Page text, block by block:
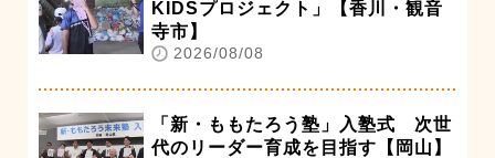
KIDSプロジェクト」【香川・観音
寺市】
2026/08/08
「新・ももたろう塾」入塾式 次世
代のリーダー育成を目指す【岡山】